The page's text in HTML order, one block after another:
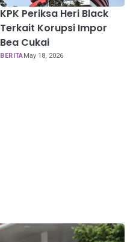
KPK Periksa Heri Black
Terkait Korupsi Impor
Bea Cukai
BERITAMay 18, 2026